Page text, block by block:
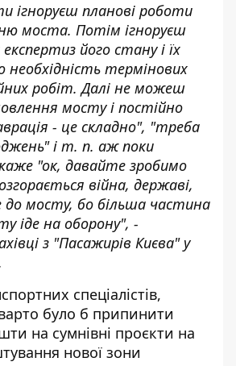
ігноруєш планові роботи
моста. Потім ігноруєш
його стану і їх
необхідність термінових
робіт. Далі не можеш
мосту і постійно
- це складно", "треба
і т. п. аж поки
"ок, давайте зробимо
війна, державі,
до мосту, бо більша частина
іде на оборону", -
з "Пасажирів Києва" у
спеціалістів,
варто було б припинити
на сумнівні проєкти на
нової зони